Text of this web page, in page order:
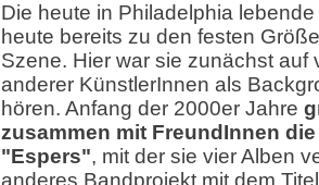
Die heute in Philadelphia
heute bereits zu den festen
Szene. Hier war sie zunächst auf
anderer KünstlerInnen als
hören. Anfang der 2000er Jahre
zusammen mit FreundInnen
"Espers", mit der sie vier Alben